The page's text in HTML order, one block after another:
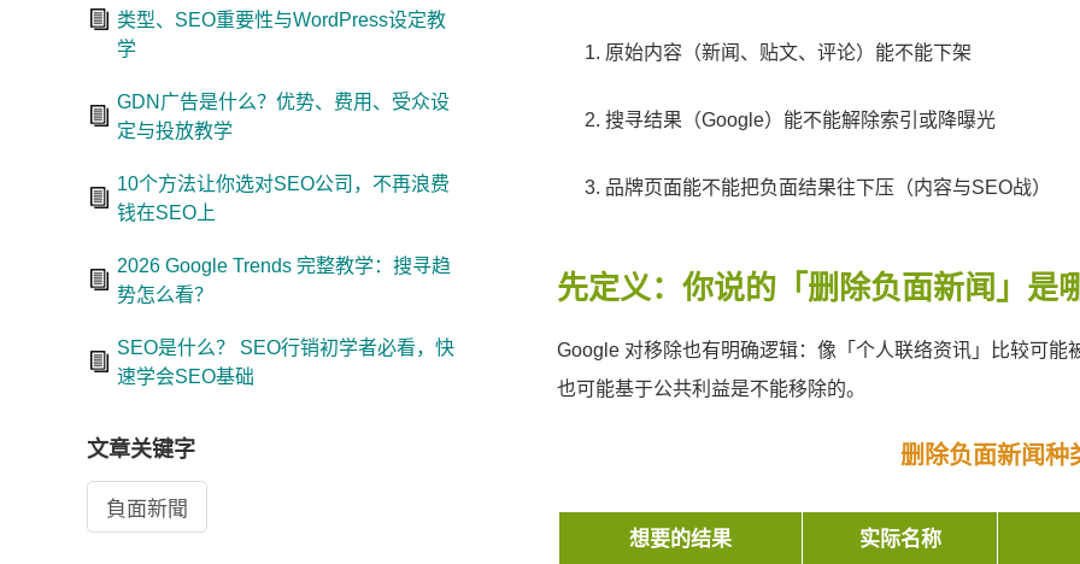
原始内容（新闻 、 贴文、 评论）能不能下架
搜寻结果（Google）能不能解除索引或降曝光
品牌页面能不能把负面结果往下压（内容与SEO战）
先定义：你说的「删除负面新闻」是
Google 对移除也有明确逻辑：像「个人联络资讯」比较可
也可能基于公共利益是不能移除的。
删除负面新闻种
想要的结果 实际名称
类型、SEO重要性与WordPress设定教
学
GDN广告是什么？优势、费用、受众设
定与投放教学
10个方法让你选对SEO公司，不再浪费
钱在SEO上
2026 Google Trends 完整教学：搜寻趋
势怎么看？
SEO是什么？ SEO行销初学者必看，快
速学会SEO基础
文章关键字
負面新聞